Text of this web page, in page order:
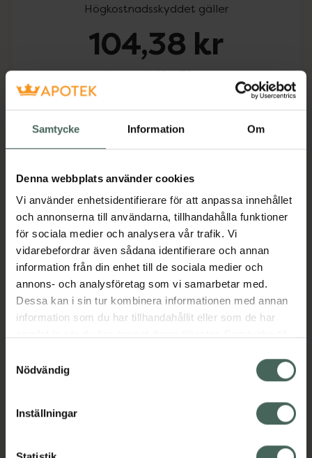
Samtycke Information Om
Denna webbplats använder cookies
Vi använder enhetsidentifierare för att anpassa innehållet
och annonserna till användarna, tillhandahålla funktioner
för sociala medier och analysera vår trafik. Vi
vidarebefordrar även sådana identifierare och annan
information från din enhet till de sociala medier och
annons- och analysföretag som vi samarbetar med.
Dessa kan i sin tur kombinera informationen med annan
information som du har tillhandahållit eller som de har
återkalla ditt samtycke via webbplatsens
cookieinställningar. Ett återkallat samtycke påverkar inte
lagligheten av behandling som skett innan återkallelsen.
Nödvändig
Inställningar
Högkostnadsskyddet gäller
104,38 kr
I apotek:104,38 kr
Köp via ditt recept
Beskrivning Dölj
Läs alltid bipacksedeln innan
användning.
EAN:
07046260635142